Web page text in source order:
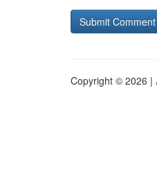
Copyright © 2026 |